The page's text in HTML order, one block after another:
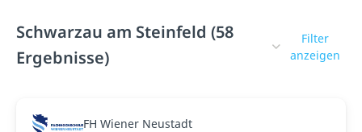
Schwarzau am Steinfeld (58
Ergebnisse)
Filter
anzeigen
FH Wiener Neustadt